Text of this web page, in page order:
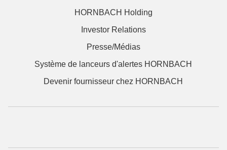
HORNBACH Holding
Investor Relations
Presse/Médias
Système de lanceurs d'alertes HORNBACH
Devenir fournisseur chez HORNBACH